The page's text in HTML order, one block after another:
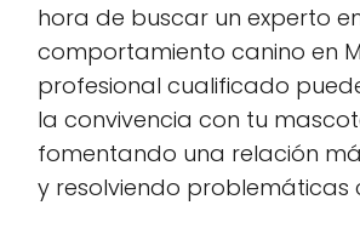
hora de buscar un experto
comportamiento canino en
profesional cualificado
la convivencia con tu
fomentando una relación
y resolviendo problemáticas